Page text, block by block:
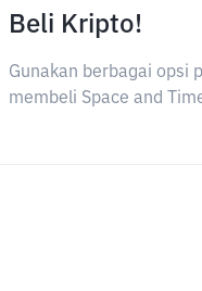
Beli Kripto!
Gunakan berbagai opsi
membeli Space and